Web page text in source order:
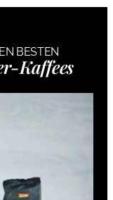
BESTEN
Kaffees